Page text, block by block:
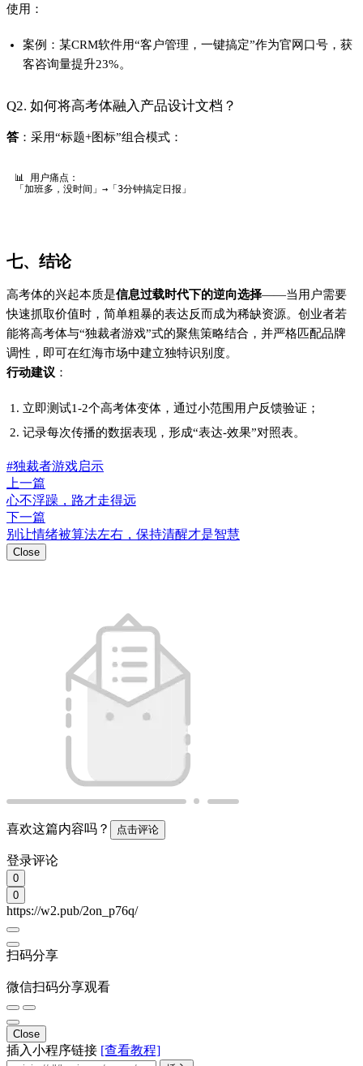
使用：
案例：某CRM软件用“客户管理，一键搞定”作为官网口号，获
客咨询量提升23%。
Q2. 如何将高考体融入产品设计文档？
答 ：采用“标题+图标”组合模式：
📊 用户痛点：
七、结论
高考体的兴起本质是信息过载时代下的逆向选择——当用户需要
快速抓取价值时，简单粗暴的表达反而成为稀缺资源。创业者若
能将高考体与“独裁者游戏”式的聚焦策略结合，并严格匹配品牌
调性，即可在红海市场中建立独特识别度。
行动建议 ：
立即测试1-2个高考体变体，通过小范围用户反馈验证；
记录每次传播的数据表现，形成“表达-效果”对照表。
#独裁者游戏启示
上一篇
心不浮躁，路才走得远
下一篇
别让情绪被算法左右，保持清醒才是智慧
Close
喜欢这篇内容吗？ 点击评论
登录评论
0
0
https://w2.pub/2on_p76q/
扫码分享
微信扫码分享观看
Close
插入小程序链接 [查看教程]